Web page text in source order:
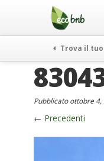
Menu
Trova il
Pubblicatoottobre 4,
← Precedenti